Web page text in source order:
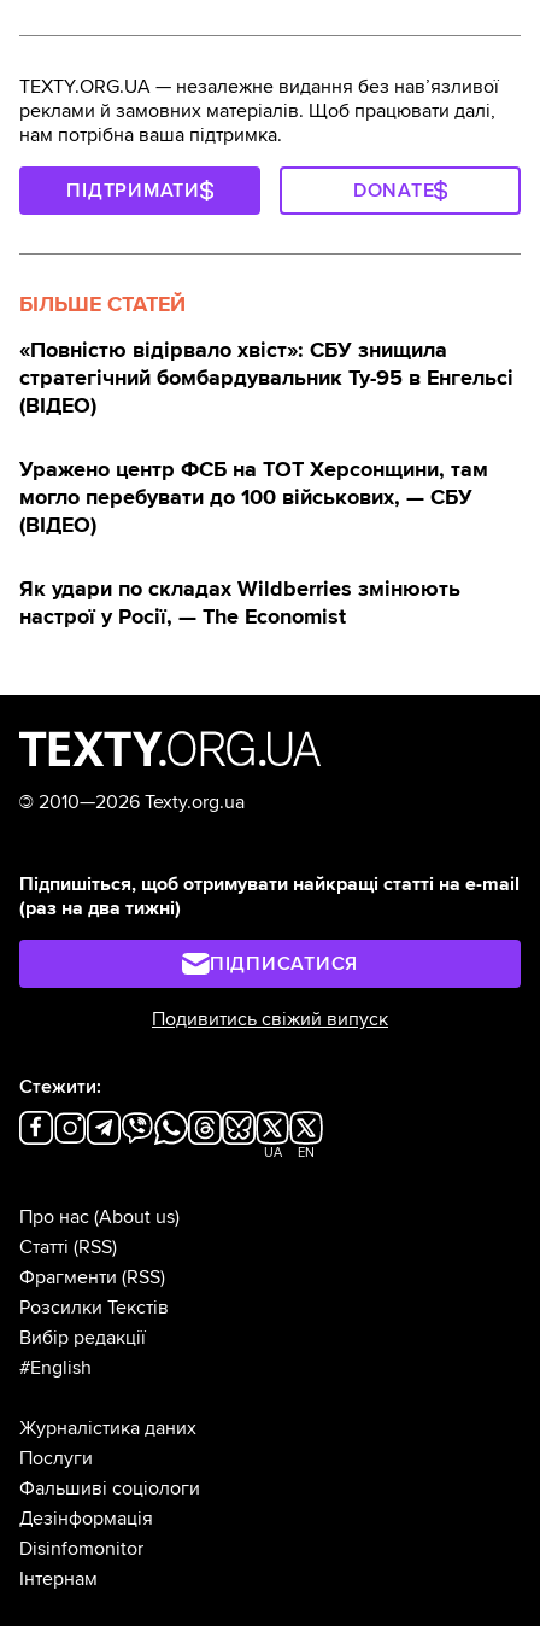
TEXTY.ORG.UA — незалежне видання без навʼязливої
реклами й замовних матеріалів. Щоб працювати далі,
нам потрібна ваша підтримка.
ПІДТРИМАТИ DONATE
БІЛЬШЕ СТАТЕЙ
«Повністю відірвало хвіст»: СБУ знищила
стратегічний бомбардувальник Ту-95 в Енгельсі
(ВІДЕО)
Уражено центр ФСБ на ТОТ Херсонщини, там
могло перебувати до 100 військових, — СБУ
(ВIДЕО)
Як удари по складах Wildberries змінюють
настрої у Росії, — The Economist
© 2010—2026 Texty.org.ua
Підпишіться, щоб отримувати найкращі статті на e-mail
(раз на два тижні)
ПІДПИСАТИСЯ
Подивитись свіжий випуск
Стежити:
UA EN
Про нас (About us)
Статті (RSS)
Фрагменти (RSS)
Розсилки Текстів
Вибір редакції
#English
Журналістика даних
Послуги
Фальшиві соціологи
Дезінформація
Disinfomonitor
Інтернам